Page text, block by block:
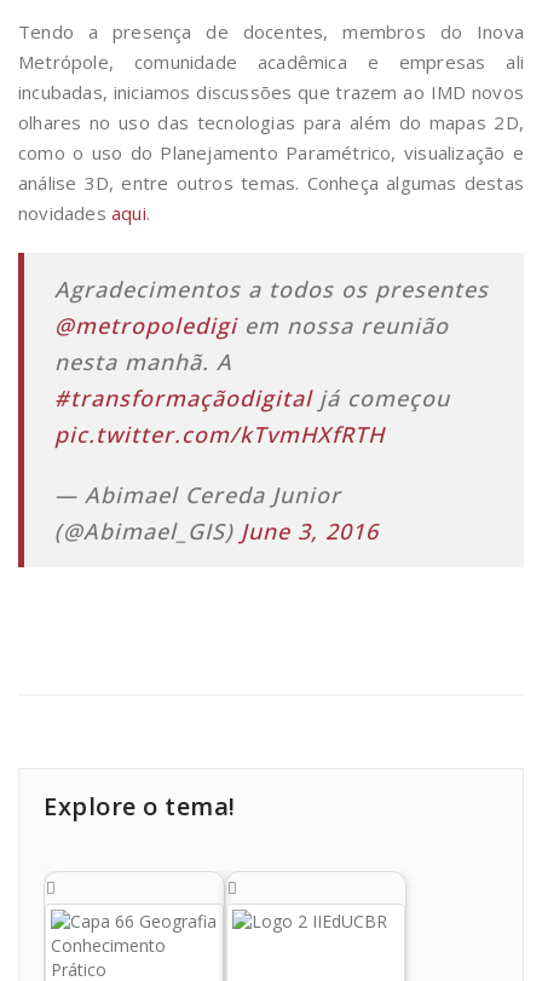
Tendo a presença de docentes, membros do Inova
Metrópole, comunidade acadêmica e empresas ali
incubadas, iniciamos discussões que trazem ao IMD novos
olhares no uso das tecnologias para além do mapas 2D,
como o uso do Planejamento Paramétrico, visualização e
análise 3D, entre outros temas. Conheça algumas destas
novidades aqui.
Agradecimentos a todos os presentes
@metropoledigiem nossa reunião
nesta manhã. A
#transformaçãodigitaljá começou
pic.twitter.com/kTvmHXfRTH
— Abimael Cereda Junior
(@Abimael_GIS) June 3, 2016
Explore o tema!